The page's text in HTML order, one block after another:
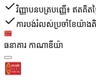
វិញ្ញាបនបត្របញ្ញើ៖ ឥតគិ
ការបង់រំលស់ប្រចាំខែយ៉ាងតិ
ធនាគារ កាណាឌីយ៉ា